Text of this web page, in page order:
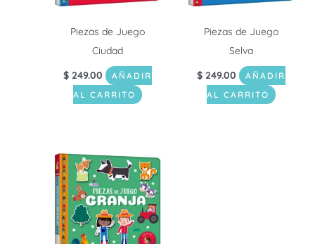
Piezas de Juego
Ciudad
$ 249.00
AÑADIR
AL CARRITO
Piezas de Juego
Selva
$ 249.00
AÑADIR
AL CARRITO